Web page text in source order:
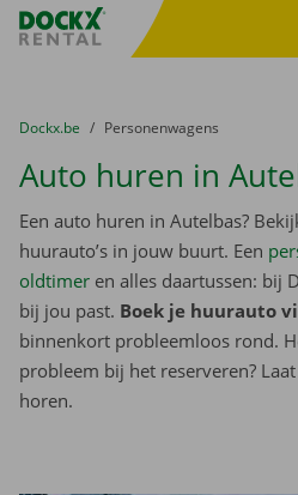
Fratello DEMO
U bevindt zich hier:
van
Dockx.be naar
Personenwagens
Auto huren in
Een auto huren in Autelbas?
huurauto’s in jouw buurt. Een
oldtimer en alles daartussen: bij
bij jou past. Boek je huurauto
binnenkort probleemloos rond.
probleem bij het reserveren?
horen.